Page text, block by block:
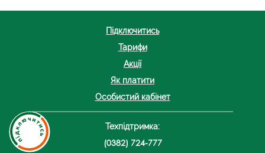
Підключитись
Тарифи
Акції
Як платити
Особистий кабінет
Техпідтримка:
(0382) 724-777